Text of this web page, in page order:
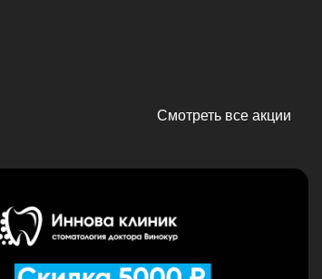
Смотреть все акции